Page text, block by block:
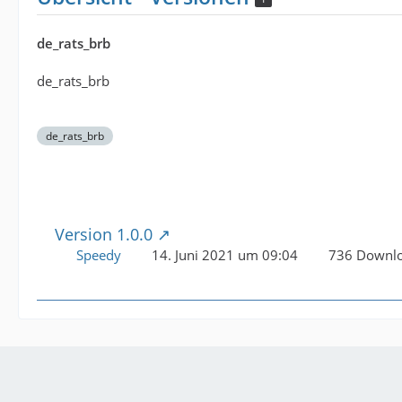
de_rats_brb
de_rats_brb
de_rats_brb
Version 1.0.0
Speedy 14. Juni 2021 um 09:04 736